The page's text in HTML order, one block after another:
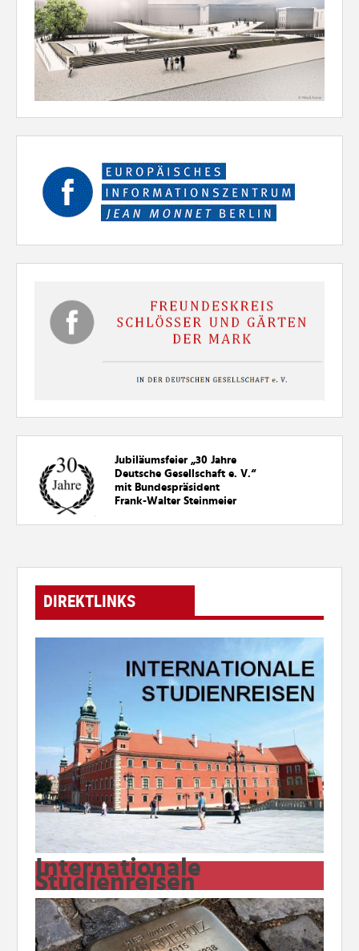
Jubiläumsfeier „30 Jahre
Deutsche Gesellschaft e. V.“
mit Bundespräsident
Frank-Walter Steinmeier
DIREKTLINKS
Internationale
Studienreisen